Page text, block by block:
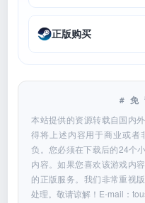
正版购买
#免
本站提供的资源转载自国内
得将上述内容用于商业或者
负。您必须在下载后的24个
内容。如果您喜欢该游戏内
的正版服务。我们非常重视
处理。敬请谅解！E-mail：